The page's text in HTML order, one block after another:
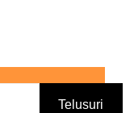
Telusuri